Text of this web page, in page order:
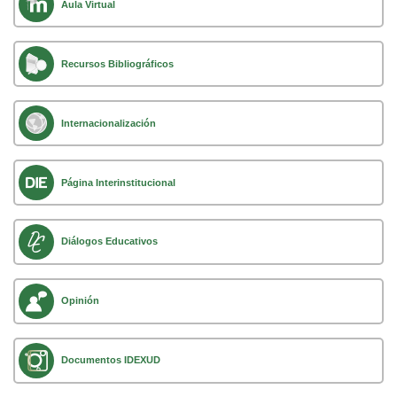
Aula Virtual
Recursos Bibliográficos
Internacionalización
Página Interinstitucional
Diálogos Educativos
Opinión
Documentos IDEXUD